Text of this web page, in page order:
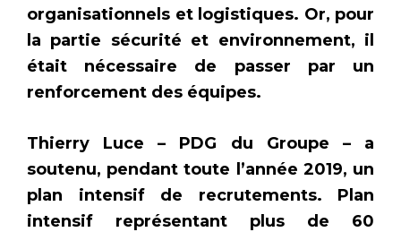
organisationnels et logistiques. Or, pour
la partie sécurité et environnement, il
était nécessaire de passer par un
renforcement des équipes.
Thierry Luce – PDG du Groupe – a
soutenu, pendant toute l’année 2019, un
plan intensif de recrutements. Plan
intensif représentant plus de 60